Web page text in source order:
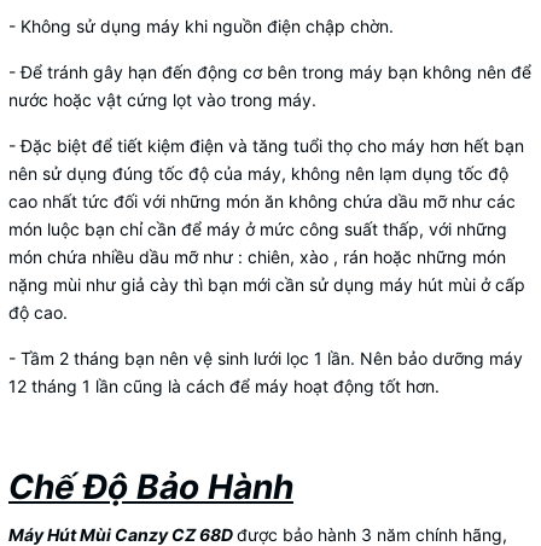
- Không sử dụng máy khi nguồn điện chập chờn.
- Để tránh gây hạn đến động cơ bên trong máy bạn không nên để
nước hoặc vật cứng lọt vào trong máy.
- Đặc biệt để tiết kiệm điện và tăng tuổi thọ cho máy hơn hết bạn
nên sử dụng đúng tốc độ của máy, không nên lạm dụng tốc độ
cao nhất tức đối với những món ăn không chứa dầu mỡ như các
món luộc bạn chỉ cần để máy ở mức công suất thấp, với những
món chứa nhiều dầu mỡ như : chiên, xào , rán hoặc những món
nặng mùi như giả cày thì bạn mới cần sử dụng máy hút mùi ở cấp
độ cao.
- Tầm 2 tháng bạn nên vệ sinh lưới lọc 1 lần. Nên bảo dưỡng máy
12 tháng 1 lần cũng là cách để máy hoạt động tốt hơn.
Chế Độ Bảo Hành
Máy Hút Mùi Canzy CZ 68Dđược bảo hành 3 năm chính hãng,